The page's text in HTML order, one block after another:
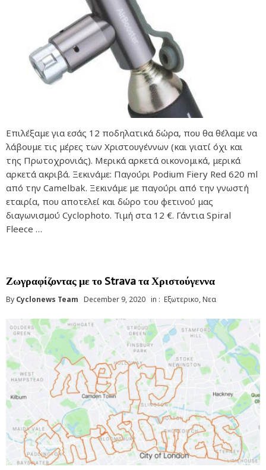
Επιλέξαμε για εσάς 12 ποδηλατικά δώρα, που θα θέλαμε να
λάβουμε τις μέρες των Χριστουγέννων (και γιατί όχι και
της Πρωτοχρονιάς). Μερικά αρκετά οικονομικά, μερικά
αρκετά ακριβά. Ξεκινάμε: Παγούρι Podium Fiery Red 620 ml
από την Camelbak. Ξεκινάμε με παγούρι από την γνωστή
εταιρία, που αποτελεί και δώρο του φετινού μας
διαγωνισμού Cyclophoto. Τιμή στα 12 €. Γάντια Spiral
Fleece …
Ζωγραφίζοντας με το Strava τα Χριστούγεννα
By Cyclonews Team December 9, 2020 in : Εξωτερικο,Νεα